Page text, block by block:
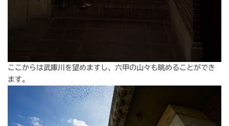
ここからは武庫川を望めますし、六甲の山々も眺めることができ
ます。